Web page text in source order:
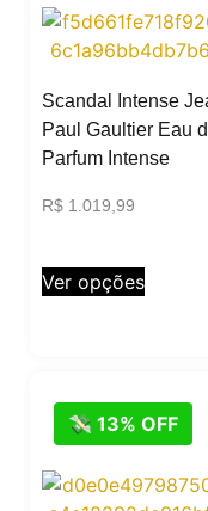
Scandal Intense
Paul Gaultier Eau
Parfum Intense
R$ 1.019,99
Ver opções
💸 13% OFF